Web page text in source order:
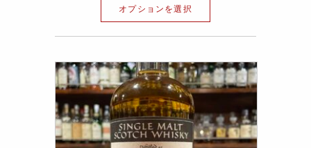
オプションを選択